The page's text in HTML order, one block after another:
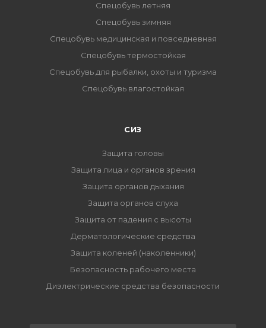
Спецобувь летняя
Спецобувь зимняя
Спецобувь медицинская и повседневная
Спецобувь термостойкая
Спецобувь для рыбалки, охоты и туризма
Спецобувь влагостойкая
СИЗ
Защита головы
Защита лица и органов зрения
Защита органов дыхания
Защита органов слуха
Защита от падения с высоты
Дерматологические средства
Защита коленей (наколенники)
Безопасность рабочего места
Диэлектрические средства безопасности